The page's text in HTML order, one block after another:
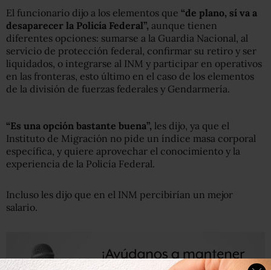
El funcionario dijo a los elementos que “de plano, sí va a
desaparecer la Policía Federal”, aunque tienen
diferentes opciones: sumarse a la Guardia Nacional, al
servicio de protección federal, confirmar su retiro y ser
liquidados, o integrarse al INM y participar en operativos
en las fronteras, esto último en el caso de los elementos
de la división de fuerzas federales y Gendarmería.
“Es una opción bastante buena”, les dijo, ya que el
Instituto de Migración no pide un índice masa corporal
específica, y quiere aprovechar el conocimiento y la
experiencia de la Policía Federal.
Incluso les dijo que en el INM percibirían un mejor
salario.